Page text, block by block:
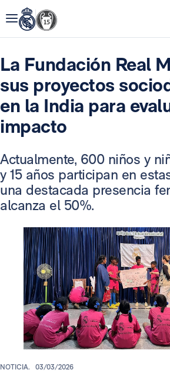
La Fundación Real
sus proyectos
en la India para
impacto
Actualmente, 600 niños y
y 15 años participan en
una destacada presencia
alcanza el 50%.
NOTICIA. 03/03/2026